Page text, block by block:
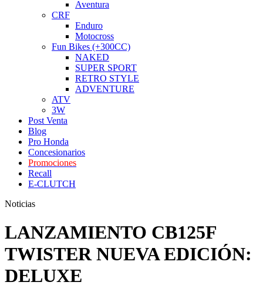
Aventura
CRF
Enduro
Motocross
Fun Bikes (+300CC)
NAKED
SUPER SPORT
RETRO STYLE
ADVENTURE
ATV
3W
Post Venta
Blog
Pro Honda
Concesionarios
Promociones
Recall
E-CLUTCH
Noticias
LANZAMIENTO CB125F
TWISTER NUEVA EDICIÓN:
DELUXE